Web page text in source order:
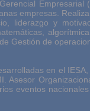
empresas.
liderazgo y
Gestión de
en el
Asesor
eventos